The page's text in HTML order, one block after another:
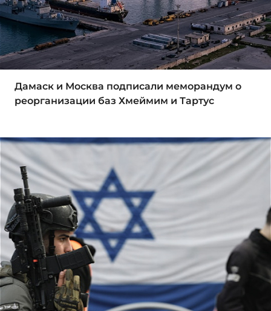
Дамаск и Москва подписали меморандум о
реорганизации баз Хмеймим и Тартус